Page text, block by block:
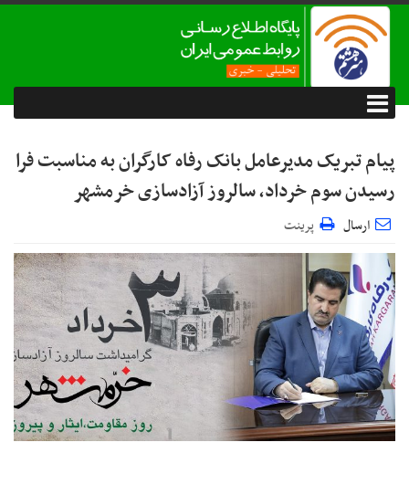
پیام تبریک مدیرعامل بانک رفاه کارگران به مناسبت فرا
رسیدن سوم خرداد، سالروز آزادسازی خرمشهر
ارسال پرینت